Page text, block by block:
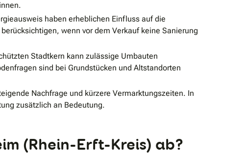
haben erheblichen Einfluss auf die
wenn vor dem Verkauf keine Sanierung
Stadtkern kann zulässige Umbauten
sind bei Grundstücken und Altstandorten
Nachfrage und kürzere Vermarktungszeiten. In
zusätzlich an Bedeutung.
(Rhein-Erft-Kreis) ab?